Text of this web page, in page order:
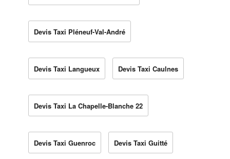
Devis Taxi Pléneuf-Val-André
Devis Taxi Langueux Devis Taxi Caulnes
Devis Taxi La Chapelle-Blanche 22
Devis Taxi Guenroc Devis Taxi Guitté